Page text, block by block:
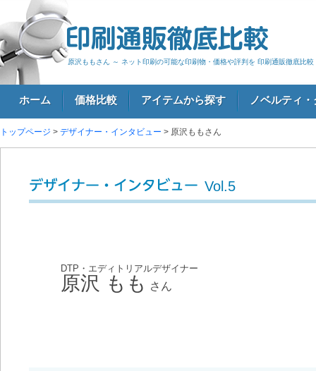
原沢ももさん ～ ネット印刷の可能な印刷物・価格や評判を 印刷通販徹底比較
ホーム 価格比較 アイテムから探す ノベルティ
トップページ > デザイナー・インタビュー > 原沢ももさん
Vol.5
DTP・エディトリアルデザイナー
原沢 もも さん